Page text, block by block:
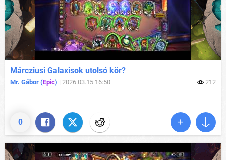
0
Márcziusi Galaxisok utolsó kör?
Mr. Gábor (Epic) | 2026.03.15 16:50 212